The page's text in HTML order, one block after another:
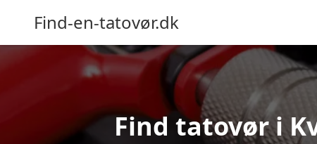
Find-en-tatovør.dk
Find tatovør i